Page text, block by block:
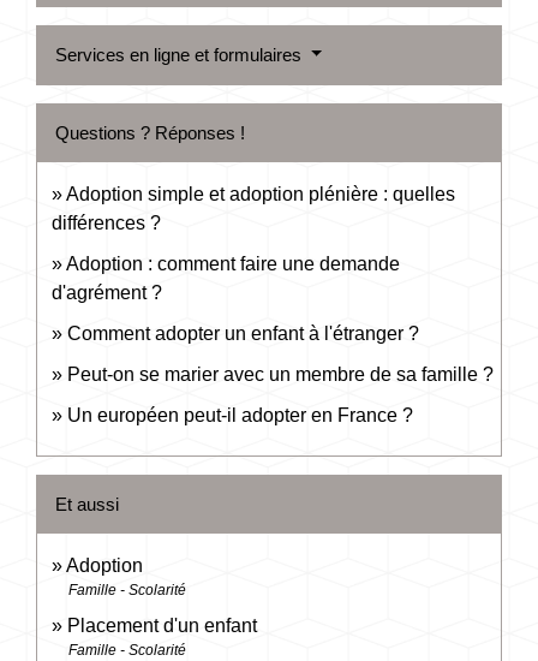
Services en ligne et formulaires
Questions ? Réponses !
Adoption simple et adoption plénière : quelles
différences ?
Adoption : comment faire une demande
d'agrément ?
Comment adopter un enfant à l'étranger ?
Peut-on se marier avec un membre de sa famille ?
Un européen peut-il adopter en France ?
Et aussi
Adoption
Famille - Scolarité
Placement d'un enfant
Famille - Scolarité